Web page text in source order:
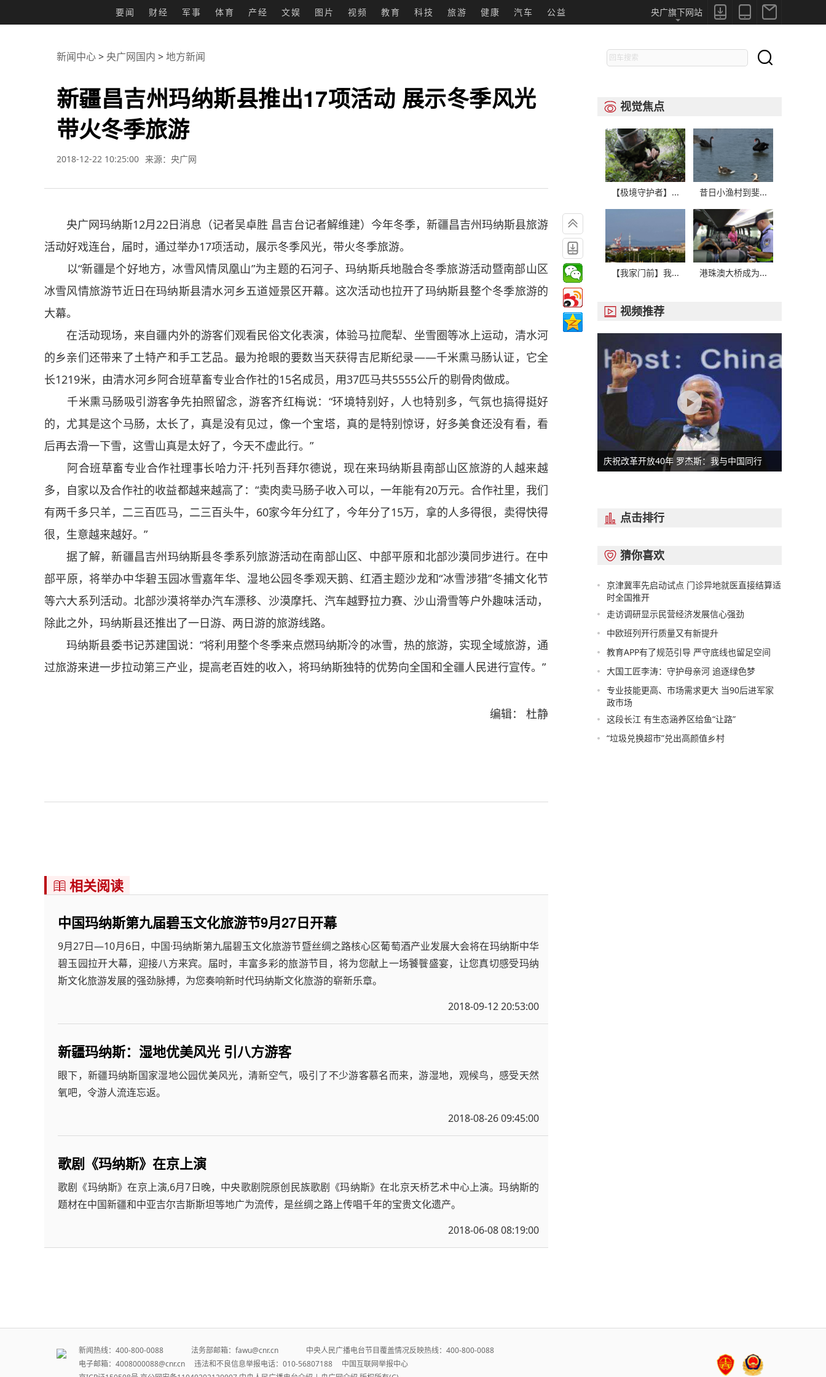
要闻 财经 军事 体育 产经 文娱 图片 视频 教育 科技 旅游 健康 汽车 公益 


央广旗下网站
新闻中心>央广网国内 >地方新闻
新疆昌吉州玛纳斯县推出17项活动 展示冬季风光
带火冬季旅游
2018-12-22 10:25:00 来源：央广网
央广网玛纳斯12月22日消息（记者吴卓胜 昌吉台记者解维建）今年冬季，新疆昌吉州玛纳斯县旅游
活动好戏连台，届时，通过举办17项活动，展示冬季风光，带火冬季旅游。
以“新疆是个好地方，冰雪风情凤凰山”为主题的石河子、玛纳斯兵地融合冬季旅游活动暨南部山区
冰雪风情旅游节近日在玛纳斯县清水河乡五道娅景区开幕。这次活动也拉开了玛纳斯县整个冬季旅游的
大幕。
在活动现场，来自疆内外的游客们观看民俗文化表演，体验马拉爬犁、坐雪圈等冰上运动，清水河
的乡亲们还带来了土特产和手工艺品。最为抢眼的要数当天获得吉尼斯纪录——千米熏马肠认证，它全
长1219米，由清水河乡阿合班草畜专业合作社的15名成员，用37匹马共5555公斤的剔骨肉做成。
千米熏马肠吸引游客争先拍照留念，游客齐红梅说：“环境特别好，人也特别多，气氛也搞得挺好
的，尤其是这个马肠，太长了，真是没有见过，像一个宝塔，真的是特别惊讶，好多美食还没有看，看
后再去滑一下雪，这雪山真是太好了，今天不虚此行。”
阿合班草畜专业合作社理事长哈力汗·托列吾拜尔德说，现在来玛纳斯县南部山区旅游的人越来越
多，自家以及合作社的收益都越来越高了：“卖肉卖马肠子收入可以，一年能有20万元。合作社里，我们
有两千多只羊，二三百匹马，二三百头牛，60家今年分红了，今年分了15万，拿的人多得很，卖得快得
很，生意越来越好。”
据了解，新疆昌吉州玛纳斯县冬季系列旅游活动在南部山区、中部平原和北部沙漠同步进行。在中
部平原，将举办中华碧玉园冰雪嘉年华、湿地公园冬季观天鹅、红酒主题沙龙和“冰雪涉猎”冬捕文化节
等六大系列活动。北部沙漠将举办汽车漂移、沙漠摩托、汽车越野拉力赛、沙山滑雪等户外趣味活动，
除此之外，玛纳斯县还推出了一日游、两日游的旅游线路。
玛纳斯县委书记苏建国说：“将利用整个冬季来点燃玛纳斯冷的冰雪，热的旅游，实现全域旅游，通
过旅游来进一步拉动第三产业，提高老百姓的收入，将玛纳斯独特的优势向全国和全疆人民进行宣传。”
编辑： 杜静


 相关阅读
中国玛纳斯第九届碧玉文化旅游节9月27日开幕
9月27日—10月6日，中国·玛纳斯第九届碧玉文化旅游节暨丝绸之路核心区葡萄酒产业发展大会将在玛纳斯中华
碧玉园拉开大幕，迎接八方来宾。届时，丰富多彩的旅游节目，将为您献上一场饕餮盛宴，让您真切感受玛纳
斯文化旅游发展的强劲脉搏，为您奏响新时代玛纳斯文化旅游的崭新乐章。
2018-09-12 20:53:00
新疆玛纳斯：湿地优美风光 引八方游客
眼下，新疆玛纳斯国家湿地公园优美风光，清新空气，吸引了不少游客慕名而来，游湿地，观候鸟，感受天然
氧吧，令游人流连忘返。
2018-08-26 09:45:00
歌剧《玛纳斯》在京上演
歌剧《玛纳斯》在京上演,6月7日晚，中央歌剧院原创民族歌剧《玛纳斯》在北京天桥艺术中心上演。玛纳斯的
题材在中国新疆和中亚吉尔吉斯斯坦等地广为流传，是丝绸之路上传唱千年的宝贵文化遗产。
2018-06-08 08:19:00

 视觉焦点
【极境守护者】... 昔日小渔村到斐...
【我家门前】我... 港珠澳大桥成为...
 视频推荐
庆祝改革开放40年 罗杰斯：我与中国同行
 点击排行
 猜你喜欢
京津冀率先启动试点 门诊异地就医直接结算适
时全国推开
走访调研显示民营经济发展信心强劲
中欧班列开行质量又有新提升
教育APP有了规范引导 严守底线也留足空间
大国工匠李涛：守护母亲河 追逐绿色梦
专业技能更高、市场需求更大 当90后进军家
政市场
这段长江 有生态涵养区给鱼“让路”
“垃圾兑换超市”兑出高颜值乡村
新闻热线：400-800-0088 法务部邮箱：fawu@cnr.cn 中央人民广播电台节目覆盖情况反映热线：400-800-0088
电子邮箱：4008000088@cnr.cn 违法和不良信息举报电话：010-56807188 中国互联网举报中心